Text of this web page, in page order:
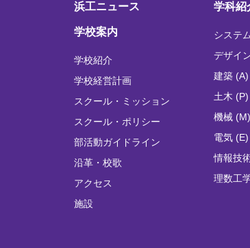
浜工ニュース
学校案内
学校紹介
学校経営計画
スクール・ミッション
スクール・ポリシー
部活動ガイドライン
沿革・校歌
アクセス
施設
学科紹
システ
デザイ
建築 (A)
土木 (P)
機械 (M)
電気 (E)
情報技
理数工